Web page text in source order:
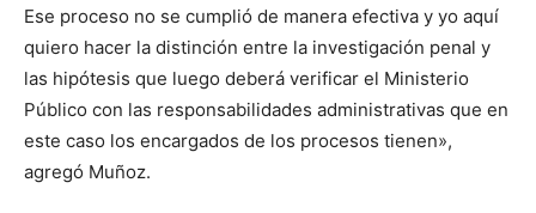
Ese proceso no se cumplió de manera efectiva y yo aquí
quiero hacer la distinción entre la investigación penal y
las hipótesis que luego deberá verificar el Ministerio
Público con las responsabilidades administrativas que en
este caso los encargados de los procesos tienen»,
agregó Muñoz.